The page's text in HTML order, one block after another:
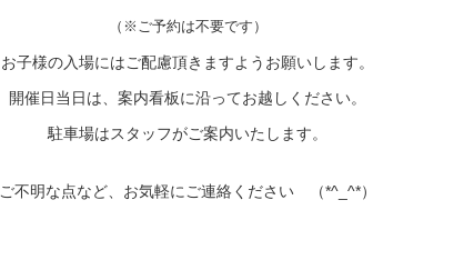
（※ご予約は不要です）
お子様の入場にはご配慮頂きますようお願いします。
開催日当日は、案内看板に沿ってお越しください。
駐車場はスタッフがご案内いたします。
ご不明な点など、お気軽にご連絡ください （*^_^*）